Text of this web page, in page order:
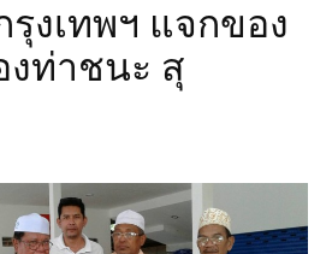
งเทพฯ แจกของ
ท่าชนะ สุ